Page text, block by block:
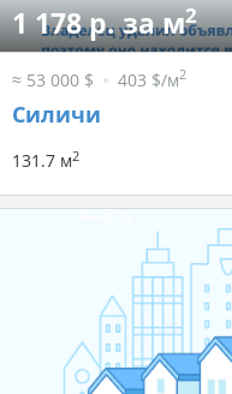
1 178 р. за м2
≈ 53 000 $ 403 $/м2
Силичи
131.7 м2